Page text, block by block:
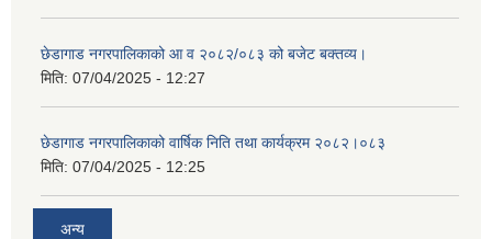
छेडागाड नगरपालिकाको आ व २०८२/०८३ को बजेट बक्तव्य।
मिति: 07/04/2025 - 12:27
छेडागाड नगरपालिकाको वार्षिक निति तथा कार्यक्रम २०८२।०८३
मिति: 07/04/2025 - 12:25
अन्य